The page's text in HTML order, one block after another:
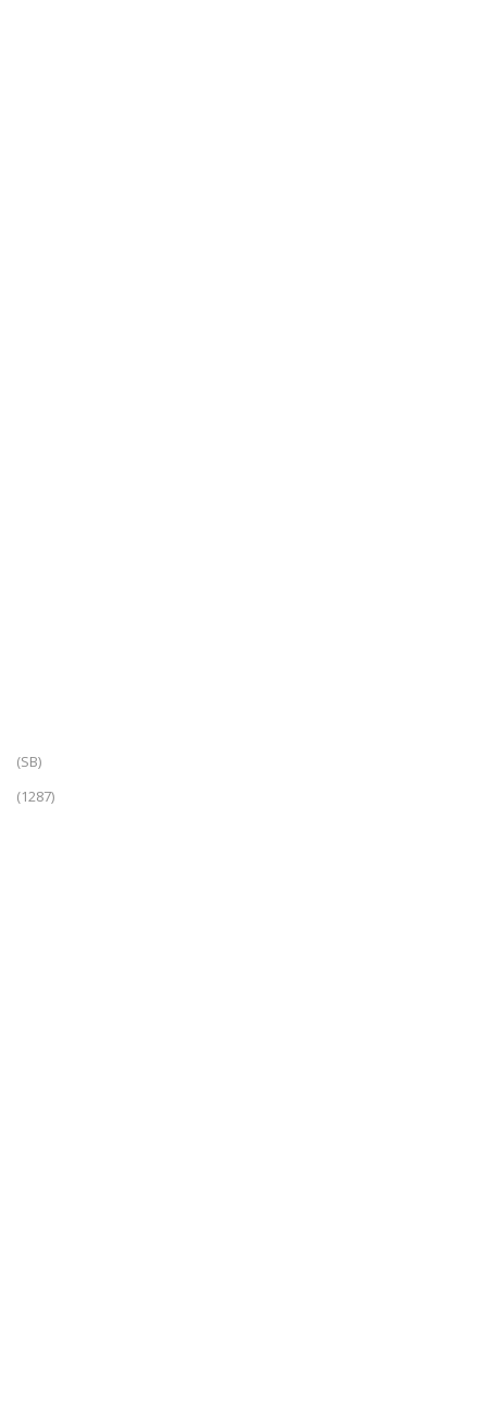
(SB)
(1287)